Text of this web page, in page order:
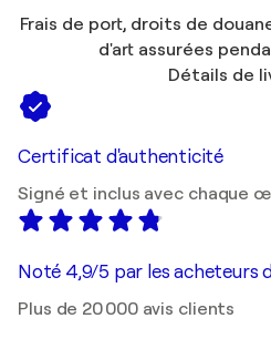
Frais de port, droits de
d'art assurées
Détails de
Certificat d'authenticité
Signé et inclus avec chaque
Noté 4,9/5 par les acheteurs
Plus de 20 000 avis clients